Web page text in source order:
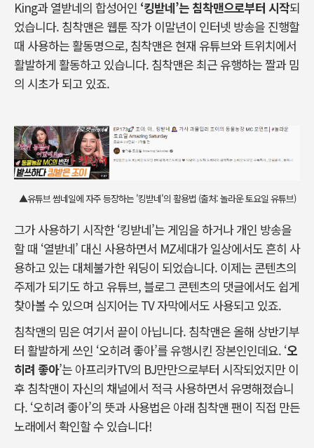
King과 열받네의 합성어인 ‘킹받네’는 침착맨으로부터 시작되
었습니다. 침착맨은 웹툰 작가 이말년이 인터넷 방송을 진행할
때 사용하는 활동명으로, 침착맨은 현재 유튜브와 트위치에서
활발하게 활동하고 있습니다. 침착맨은 최근 유행하는 짤과 밈
의 시초가 되고 있죠.
▲유튜브 썸네일에 자주 등장하는 '킹받네'의 활용법 (출처: 놀라운 토요일 유튜브)
그가 사용하기 시작한 ‘킹받네’는 게임을 하거나 개인 방송을
할 때 ‘열받네’ 대신 사용하면서 MZ세대가 일상에서도 흔히 사
용하고 있는 대체불가한 워딩이 되었습니다. 이제는 콘텐츠의
주제가 되기도 하고 유튜브, 블로그 콘텐츠의 댓글에서도 쉽게
찾아볼 수 있으며 심지어는 TV 자막에서도 사용되고 있죠.
침착맨의 밈은 여기서 끝이 아닙니다. 침착맨은 올해 상반기부
터 활발하게 쓰인 ‘오히려 좋아’를 유행시킨 장본인인데요. ‘오
히려 좋아’는 아프리카TV의 BJ만만으로부터 시작되었지만 이
후 침착맨이 자신의 채널에서 적극 사용하면서 유명해졌습니
다. ‘오히려 좋아’의 뜻과 사용법은 아래 침착맨 팬이 직접 만든
노래에서 확인할 수 있습니다!